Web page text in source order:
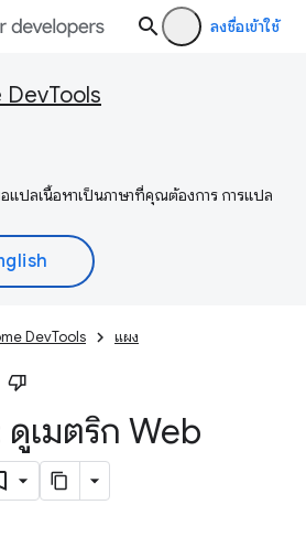
ลงชื่อเข้าใช้
แปลเนื้อหาเป็นภาษาที่คุณต้องการ การแปล
DevTools แผง
เมตริก Web